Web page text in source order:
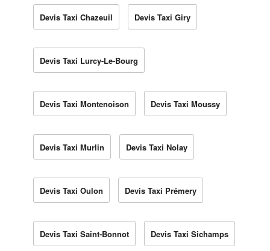
Devis Taxi Chazeuil Devis Taxi Giry
Devis Taxi Lurcy-Le-Bourg
Devis Taxi Montenoison Devis Taxi Moussy
Devis Taxi Murlin Devis Taxi Nolay
Devis Taxi Oulon Devis Taxi Prémery
Devis Taxi Saint-Bonnot Devis Taxi Sichamps